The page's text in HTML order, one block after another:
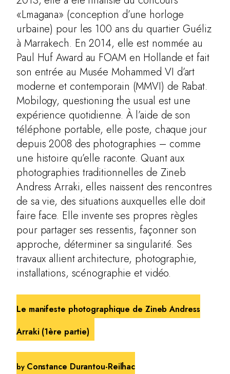
RESUME
PRESS
CONTACT
AdLibitum
«Lmagana» (conception d’une horloge
urbaine) pour les 100 ans du quartier Guéliz
à Marrakech. En 2014, elle est nommée au
Paul Huf Award au FOAM en Hollande et fait
son entrée au Musée Mohammed VI d’art
moderne et contemporain (MMVI) de Rabat.
Mobilogy, questioning the usual est une
expérience quotidienne. À l’aide de son
téléphone portable, elle poste, chaque jour
depuis 2008 des photographies – comme
une histoire qu’elle raconte. Quant aux
photographies traditionnelles de Zineb
Andress Arraki, elles naissent des rencontres
de sa vie, des situations auxquelles elle doit
faire face. Elle invente ses propres règles
pour partager ses ressentis, façonner son
approche, déterminer sa singularité. Ses
travaux allient architecture, photographie,
installations, scénographie et vidéo.
Le manifeste photographique de Zineb Andress
Arraki (1ère partie)
by Constance Durantou-Reilhac